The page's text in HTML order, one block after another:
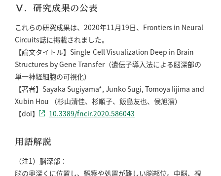
Ⅴ．研究成果の公表
これらの研究成果は、2020年11月19日、Frontiers in Neural
Circuits誌に掲載されました。
【論文タイトル】Single-Cell Visualization Deep in Brain
Structures by Gene Transfer（遺伝子導入法による脳深部の
単一神経細胞の可視化）
【著者】Sayaka Sugiyama*, Junko Sugi, Tomoya Iijima and
Xubin Hou （杉山清佳、杉順子、飯島友也、侯旭濱）
【doi】
10.3389/fncir.2020.586043
用語解説
（注1）脳深部：
脳の奥深くに位置し、観察や処置が難しい脳部位。中脳、視